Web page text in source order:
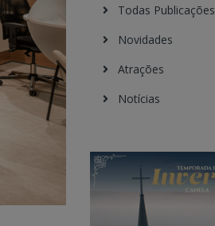
Todas Publicações
Novidades
Atrações
Notícias